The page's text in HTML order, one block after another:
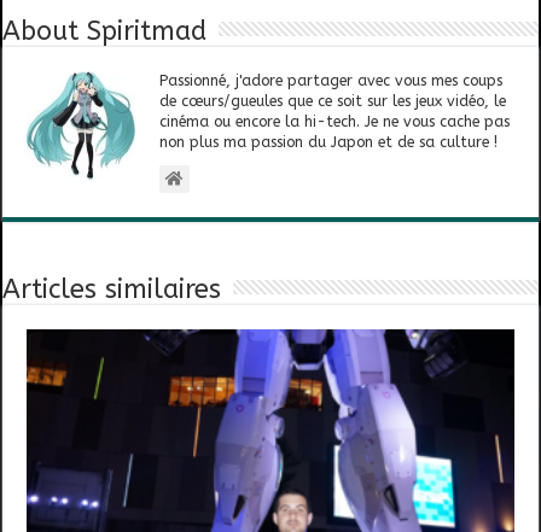
About Spiritmad
Passionné, j'adore partager avec vous mes coups
de cœurs/gueules que ce soit sur les jeux vidéo, le
cinéma ou encore la hi-tech. Je ne vous cache pas
non plus ma passion du Japon et de sa culture !
Articles similaires